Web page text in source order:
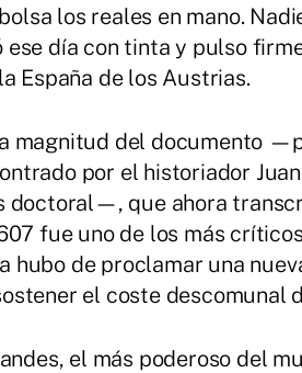
los reales en mano.
ese día con tinta y pulso
España de los Austrias.
magnitud del documento
por el historiador
doctoral—, que ahora
fue uno de los más
hubo de proclamar una
el coste descomunal
el más poderoso del